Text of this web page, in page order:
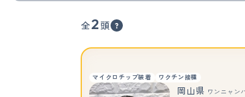
全2 頭
マイクロチップ装着 ワクチン接種
岡山県 ワンニャン